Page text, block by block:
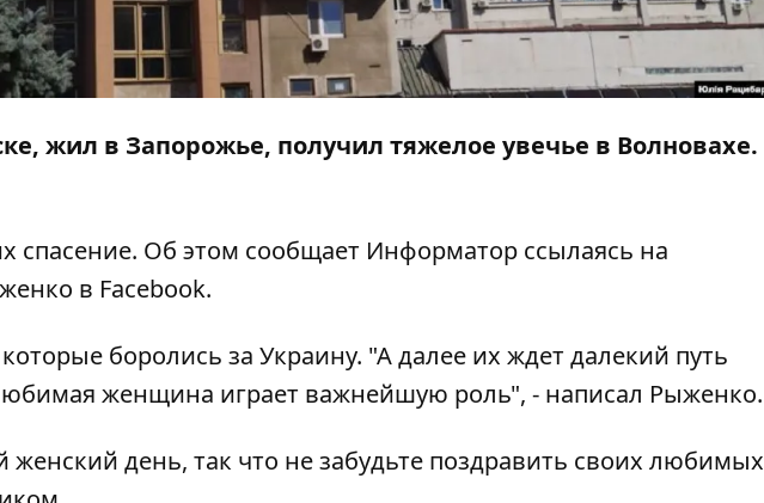
жил в Запорожье, получил тяжелое увечье в Волновахе.
спасение. Об этом сообщает Информатор ссылаясь на
в Facebook.
боролись за Украину. "А далее их ждет далекий путь
женщина играет важнейшую роль", - написал Рыженко.
день, так что не забудьте поздравить своих любимых